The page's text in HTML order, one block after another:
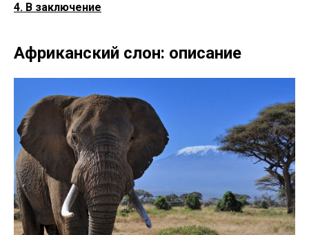
4. В заключение
Африканский слон: описание